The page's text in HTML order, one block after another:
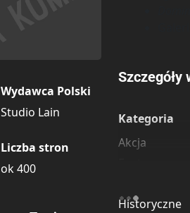
Wydawca Polski
Studio Lain
Liczba stron
ok 400
Porównaj
Szczegóły
Kategoria
Akcja
Historyczne